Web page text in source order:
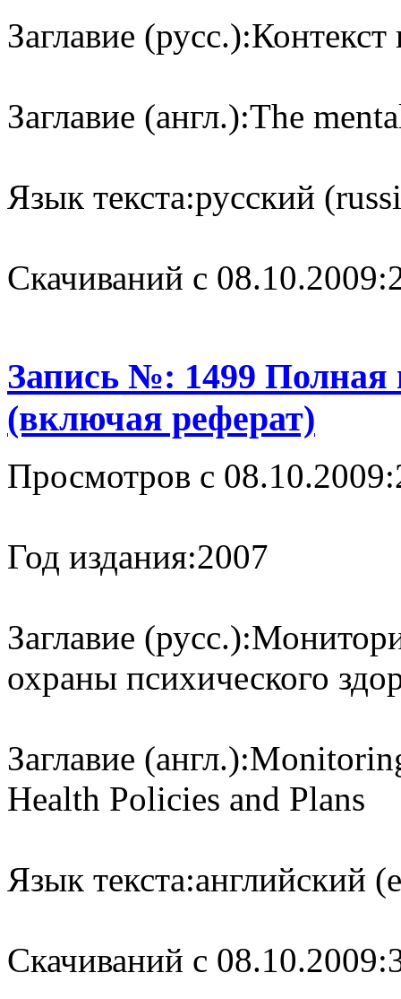
Заглавие (русс.):Контекст
Заглавие (англ.):The
Язык текста:русский
Cкачиваний с 08.10.2009:
Запись №: 1499 Полная
(включая реферат)
Просмотров с 08.10.2009:
Год издания:2007
Заглавие (русс.):
охраны психического
Заглавие (англ.):
Health Policies and Plans
Язык текста:английский
Cкачиваний с 08.10.2009: